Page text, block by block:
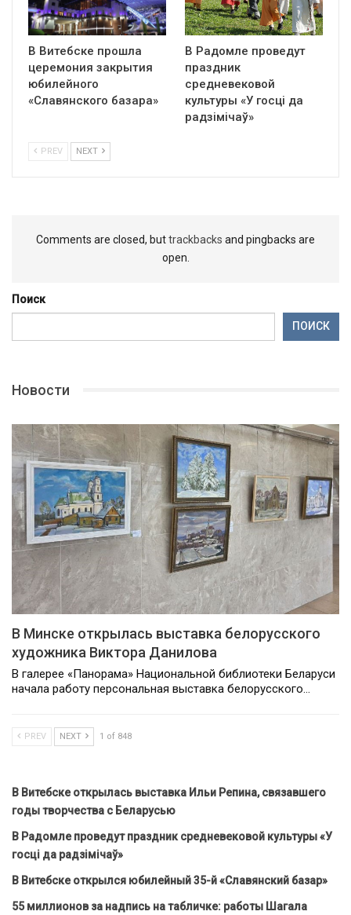
В Витебске прошла
церемония закрытия
юбилейного
«Славянского базара»
В Радомле проведут
праздник
средневековой
культуры «У госці да
радзімічаў»
PREV NEXT
Comments are closed, buttrackbacks and pingbacks are
open.
Поиск
ПОИСК
Новости
В Минске открылась выставка белорусского
художника Виктора Данилова
В галерее «Панорама» Национальной библиотеки Беларуси
начала работу персональная выставка белорусского…
PREV NEXT 1 of 848
В Витебске открылась выставка Ильи Репина, связавшего
годы творчества с Беларусью
В Радомле проведут праздник средневековой культуры «У
госці да радзімічаў»
В Витебске открылся юбилейный 35-й «Славянский базар»
55 миллионов за надпись на табличке: работы Шагала